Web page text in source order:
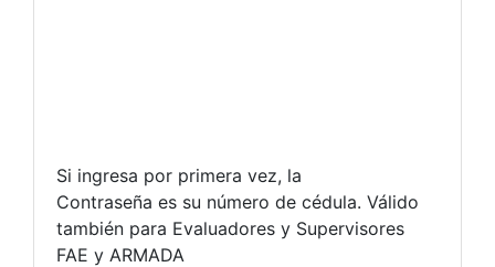
Si ingresa por primera vez, la
Contraseña es su número de cédula. Válido
también para Evaluadores y Supervisores
FAE y ARMADA